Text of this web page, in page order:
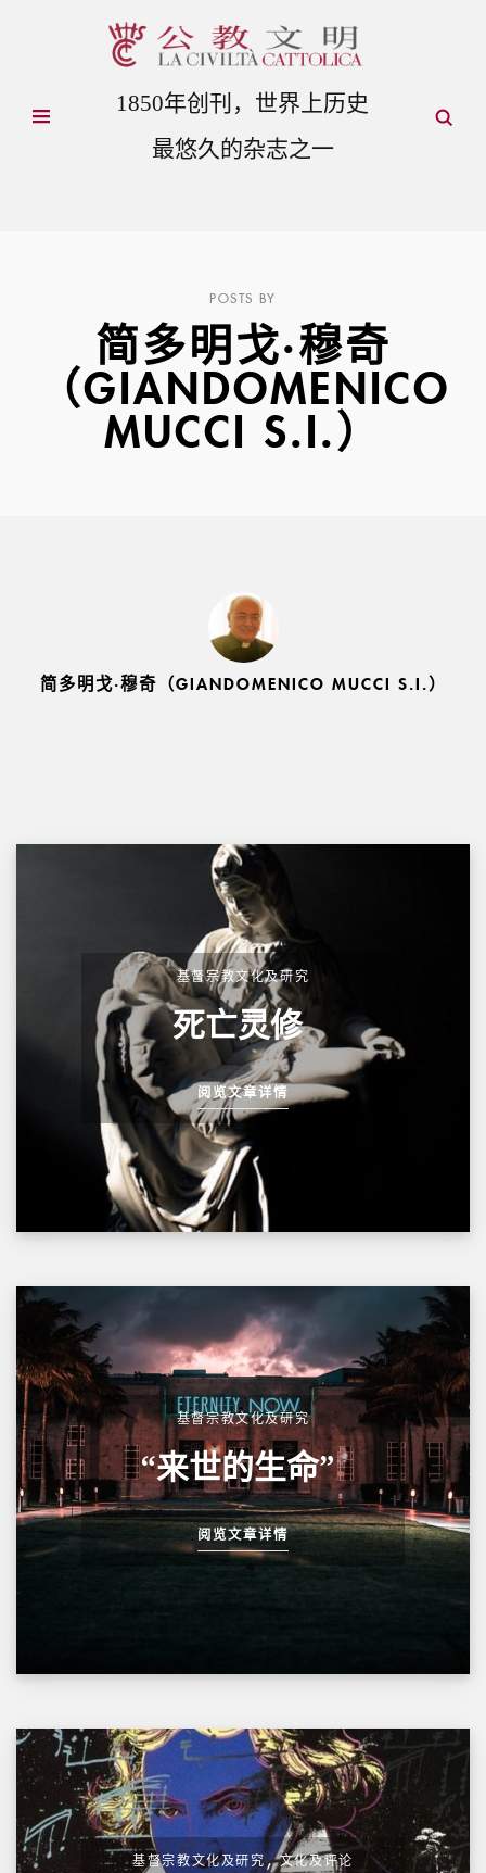
1850年创刊，世界上历史
最悠久的杂志之一
POSTS BY
简多明戈·穆奇
（GIANDOMENICO
MUCCI S.I.）
简多明戈·穆奇（GIANDOMENICO MUCCI S.I.）
基督宗教文化及研究
死亡灵修
阅览文章详情
基督宗教文化及研究
“来世的生命”
阅览文章详情
基督宗教文化及研究,文化及评论